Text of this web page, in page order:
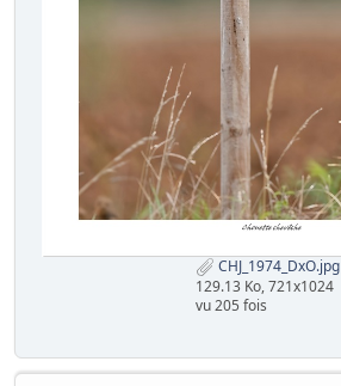
CHJ_1974_DxO.jpg
129.13 Ko, 721x1024
vu 205 fois